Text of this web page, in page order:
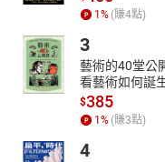
1 % (賺4點)
3
藝術的40堂公
看藝術如何誕
$385
1 % (賺3點)
4